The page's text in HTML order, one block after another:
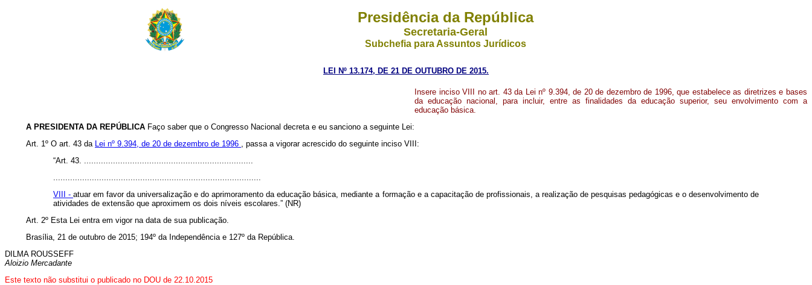
Presidência da República
Secretaria-Geral
Subchefia para Assuntos Jurídicos
LEI Nº 13.174, DE 21 DE OUTUBRO DE 2015.
Insere inciso VIII no art. 43 da Lei nº 9.394, de 20 de dezembro de 1996, que estabelece as diretrizes e bases
da educação nacional, para incluir, entre as finalidades da educação superior, seu envolvimento com a
educação básica.
A PRESIDENTA DA REPÚBLICA Faço saber que o Congresso Nacional decreta e eu sanciono a seguinte Lei:
Art. 1º O art. 43 da Lei nº 9.394, de 20 de dezembro de 1996 , passa a vigorar acrescido do seguinte inciso VIII:
“Art. 43. ......................................................................
......................................................................................
VIII -atuar em favor da universalização e do aprimoramento da educação básica, mediante a formação e a capacitação de profissionais, a realização de pesquisas pedagógicas e o desenvolvimento de
atividades de extensão que aproximem os dois níveis escolares.” (NR)
Art. 2º Esta Lei entra em vigor na data de sua publicação.
Brasília, 21 de outubro de 2015; 194º da Independência e 127º da República.
DILMA ROUSSEFF
Aloizio Mercadante
Este texto não substitui o publicado no DOU de 22.10.2015